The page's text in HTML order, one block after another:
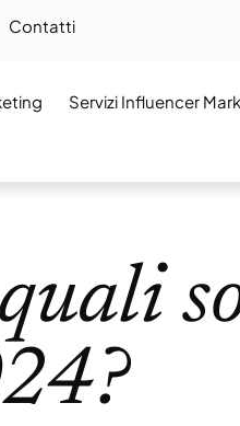
Contatti
Servizi Influencer